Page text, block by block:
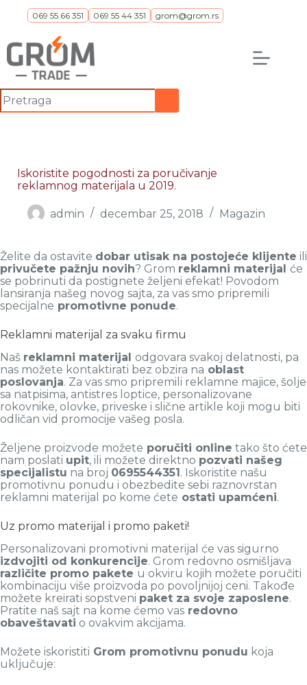
069 55 66 351 069 55 44 351 grom@grom.rs
No
results
Iskoristite pogodnosti za poručivanje
reklamnog materijala u 2019.
admin decembar 25, 2018 Magazin
Želite da ostavite dobar utisak na postojeće klijente ili
privučete pažnju novih? Grom reklamni materijal će
se pobrinuti da postignete željeni efekat! Povodom
lansiranja našeg novog sajta, za vas smo pripremili
specijalne promotivne ponude.
Reklamni materijal za svaku firmu
Naš reklamni materijal odgovara svakoj delatnosti, pa
nas možete kontaktirati bez obzira na oblast
poslovanja. Za vas smo pripremili reklamne majice, šolje
sa natpisima, antistres loptice, personalizovane
rokovnike, olovke, priveske i slične artikle koji mogu biti
odličan vid promocije vašeg posla.
Željene proizvode možete poručiti online tako što ćete
nam poslati upit, ili možete direktno pozvati našeg
specijalistu na broj 0695544351. Iskoristite našu
promotivnu ponudu i obezbedite sebi raznovrstan
reklamni materijal po kome ćete ostati upamćeni.
Uz promo materijal i promo paketi!
Personalizovani promotivni materijal će vas sigurno
izdvojiti od konkurencije. Grom redovno osmišljava
različite promo pakete u okviru kojih možete poručiti
kombinaciju više proizvoda po povoljnijoj ceni. Takođe
možete kreirati sopstveni paket za svoje zaposlene.
Pratite naš sajt na kome ćemo vas redovno
obaveštavati o ovakvim akcijama.
Možete iskoristiti Grom promotivnu ponudu koja
uključuje: